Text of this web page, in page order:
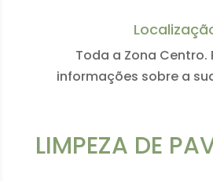
Toda a Zona Centro.
informações sobre a
LIMPEZA DE